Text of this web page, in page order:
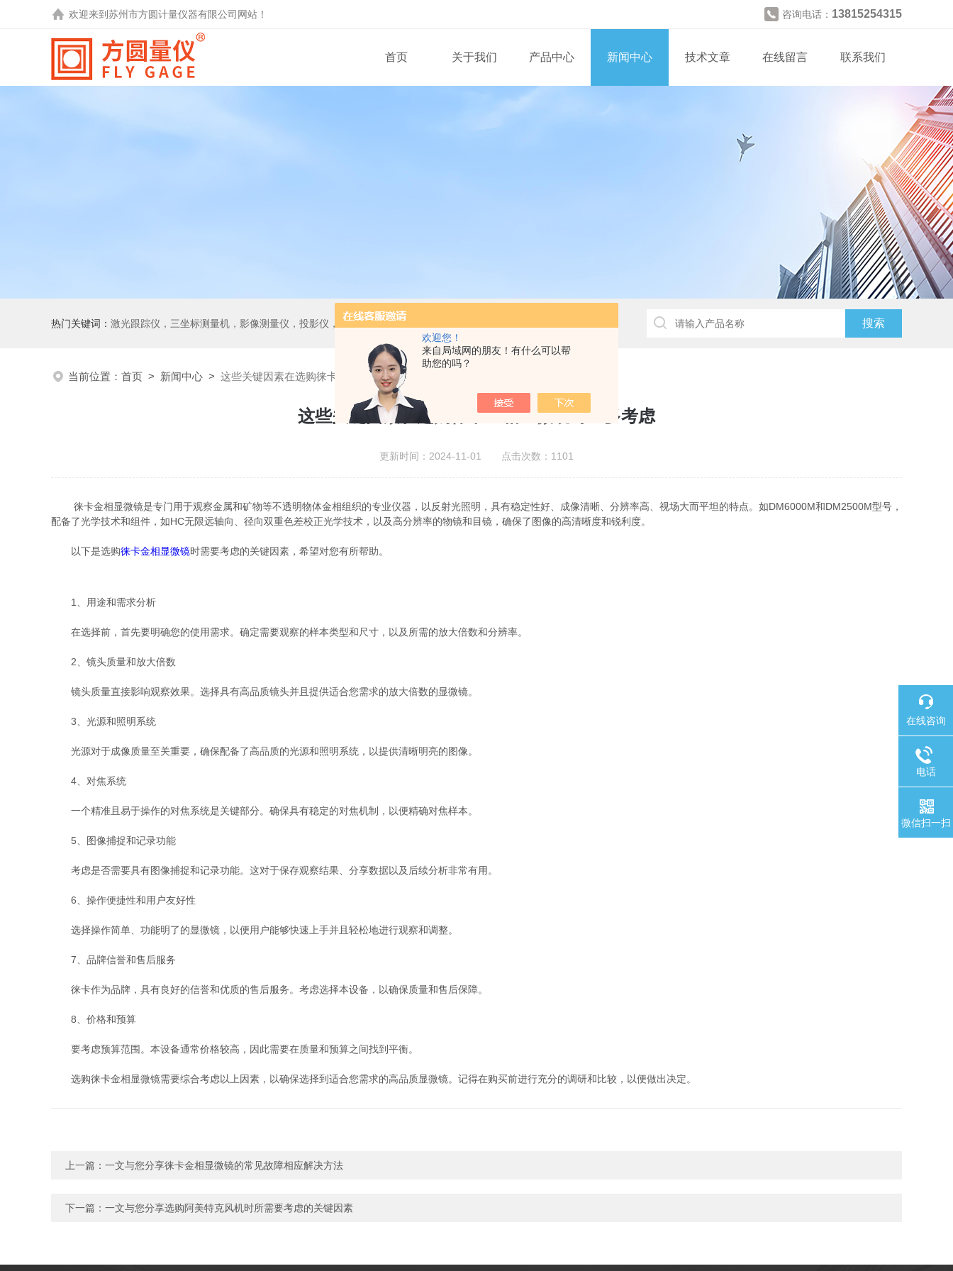
欢迎您！
来自局域网的朋友！有什么可以帮
助您的吗？
欢迎来到 苏州市方圆计量仪器有限公司 网站！ 咨询电话： 13815254315
首页 关于我们 产品中心 新闻中心 技术文章 在线留言 联系我们
热门关键词： 激光跟踪仪，三坐标测量机，影像测量仪，投影仪，工具显微镜，粗糙度仪、轮廓仪，圆度圆柱度仪，齿轮啮合仪，齿轮检测中心，测高仪，测长仪，激光测径仪，气动量仪，通用量具，硬度计，光谱分析仪，万能试验机，金相设备，内窥镜，无损检测，环境试验，表面涂装检测等精密仪器
当前位置： 首页 > 新闻中心 > 这些关键因素在选购徕卡金相显微镜时应多考虑
这些关键因素在选购徕卡金相显微镜时应多考虑
更新时间：2024-11-01 点击次数：1101
徕卡金相显微镜是专门用于观察金属和矿物等不透明物体金相组织的专业仪器，以反射光照明，具有稳定性好、成像清晰、分辨率高、视场大而平坦的特点。如DM6000M和DM2500M型号，
配备了光学技术和组件，如HC无限远轴向、径向双重色差校正光学技术，以及高分辨率的物镜和目镜，确保了图像的高清晰度和锐利度。
以下是选购徕卡金相显微镜时需要考虑的关键因素，希望对您有所帮助。
1、用途和需求分析
在选择前，首先要明确您的使用需求。确定需要观察的样本类型和尺寸，以及所需的放大倍数和分辨率。
2、镜头质量和放大倍数
镜头质量直接影响观察效果。选择具有高品质镜头并且提供适合您需求的放大倍数的显微镜。
3、光源和照明系统
光源对于成像质量至关重要，确保配备了高品质的光源和照明系统，以提供清晰明亮的图像。
4、对焦系统
一个精准且易于操作的对焦系统是关键部分。确保具有稳定的对焦机制，以便精确对焦样本。
5、图像捕捉和记录功能
考虑是否需要具有图像捕捉和记录功能。这对于保存观察结果、分享数据以及后续分析非常有用。
6、操作便捷性和用户友好性
选择操作简单、功能明了的显微镜，以便用户能够快速上手并且轻松地进行观察和调整。
7、品牌信誉和售后服务
徕卡作为品牌，具有良好的信誉和优质的售后服务。考虑选择本设备，以确保质量和售后保障。
8、价格和预算
要考虑预算范围。本设备通常价格较高，因此需要在质量和预算之间找到平衡。
选购徕卡金相显微镜需要综合考虑以上因素，以确保选择到适合您需求的高品质显微镜。记得在购买前进行充分的调研和比较，以便做出决定。
上一篇： 一文与您分享徕卡金相显微镜的常见故障相应解决方法
下一篇： 一文与您分享选购阿美特克风机时所需要考虑的关键因素
在线咨询
电话
微信扫一扫